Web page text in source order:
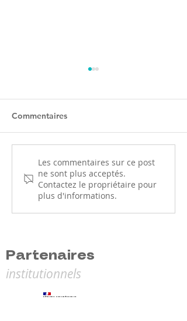
Le Parcours Prévention
Santé (PPS) : une
nouvelle étape pour
votre licence
Commentaires
Les commentaires sur ce post
ne sont plus acceptés.
Contactez le propriétaire pour
plus d'informations.
Partenaires
institutionnels